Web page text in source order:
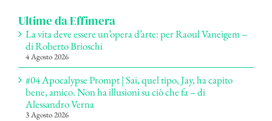
Ultime da Effimera
La vita deve essere un’opera d’arte: per Raoul Vaneigem –
di Roberto Brioschi
4 Agosto 2026
#04 Apocalypse Prompt | Sai, quel tipo, Jay, ha capito
bene, amico. Non ha illusioni su ciò che fa – di
Alessandro Verna
3 Agosto 2026